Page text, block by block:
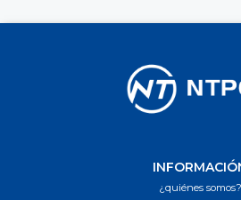
¿quiénes somos?